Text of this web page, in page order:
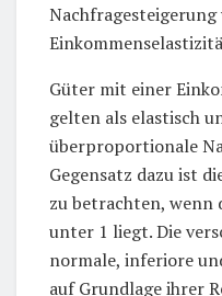
Nachfragesteigerung
Güter mit einer
gelten als elastisch
überproportionale
Gegensatz dazu ist
zu betrachten, wenn
unter 1 liegt. Die
normale, inferiore
auf Grundlage ihrer